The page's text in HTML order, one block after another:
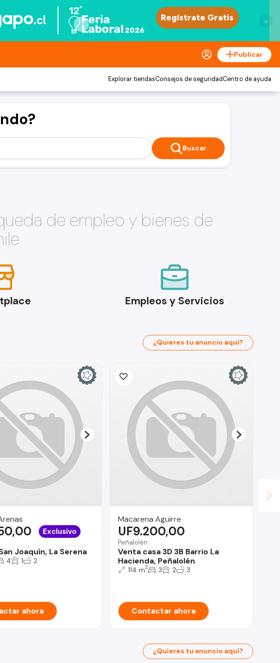
×
Publicar
Explorar tiendasConsejos de seguridadCentro de ayuda
Buscar
de empleo y bienes de
Empleos y Servicios
¿Quieres tu anuncio aquí?
Joaquín, La Serena
Exclusivo
4 1 2
ahora
Macarena Aguirre
Peñalolén
Venta casa 3D 3B Barrio La
Hacienda, Peñalolén
UF9.200,00
114 m2 3 2 3
Contactar ahora
¿Quieres tu anuncio aquí?